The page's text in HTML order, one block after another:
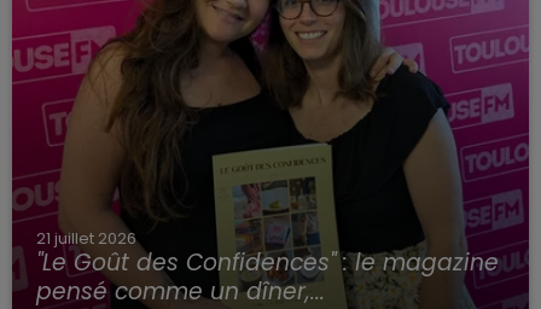
21 juillet 2026
"Le Goût des Confidences" : le magazine
pensé comme un dîner,...